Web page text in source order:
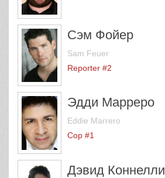
Сэм Фойер
Sam Feuer
Reporter #2
Эдди Марреро
Eddie Marrero
Cop #1
Дэвид Коннелли